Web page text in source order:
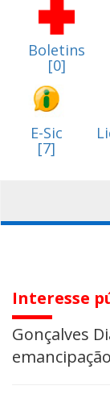
Boletins
[0]
E-Sic
[7]
Interesse
Gonçalves